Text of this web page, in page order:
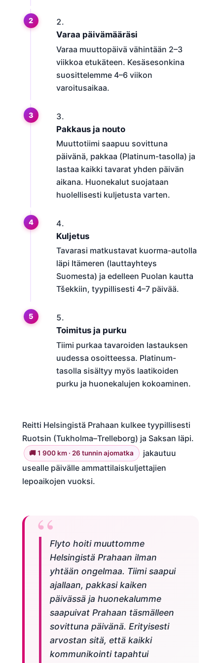
Varaa päivämääräsi
Varaa muuttopäivä vähintään 2–3
viikkoa etukäteen. Kesäsesonkina
suosittelemme 4–6 viikon
varoitusaikaa.
Pakkaus ja nouto
Muuttotiimi saapuu sovittuna
päivänä, pakkaa (Platinum-tasolla) ja
lastaa kaikki tavarat yhden päivän
aikana. Huonekalut suojataan
huolellisesti kuljetusta varten.
Kuljetus
Tavarasi matkustavat kuorma-autolla
läpi Itämeren (lauttayhteys
Suomesta) ja edelleen Puolan kautta
Tšekkiin, tyypillisesti 4–7 päivää.
Toimitus ja purku
Tiimi purkaa tavaroiden lastauksen
uudessa osoitteessa. Platinum-
tasolla sisältyy myös laatikoiden
purku ja huonekalujen kokoaminen.
Reitti Helsingistä Prahaan kulkee tyypillisesti
Ruotsin (Tukholma–Trelleborg) ja Saksan läpi.
🚚 1 900 km · 26 tunnin ajomatka
jakautuu
usealle päivälle ammattilaiskuljettajien
lepoaikojen vuoksi.
Flyto hoiti muuttomme
Helsingistä Prahaan ilman
yhtään ongelmaa. Tiimi saapui
ajallaan, pakkasi kaiken
päivässä ja huonekalumme
saapuivat Prahaan täsmälleen
sovittuna päivänä. Erityisesti
arvostan sitä, että kaikki
kommunikointi tapahtui